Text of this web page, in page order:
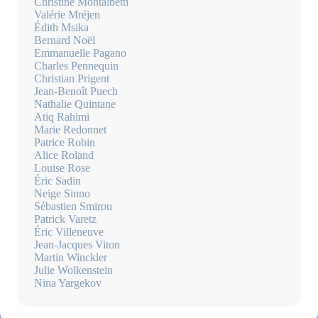
Valérie Mréjen
Édith Msika
Bernard Noël
Emmanuelle Pagano
Charles Pennequin
Christian Prigent
Jean-Benoît Puech
Nathalie Quintane
Atiq Rahimi
Marie Redonnet
Patrice Robin
Alice Roland
Louise Rose
Éric Sadin
Neige Sinno
Sébastien Smirou
Patrick Varetz
Éric Villeneuve
Jean-Jacques Viton
Martin Winckler
Julie Wolkenstein
Nina Yargekov